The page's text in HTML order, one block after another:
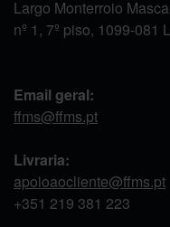
Largo Monterroio
nº 1, 7º piso, 1099-081
Email geral:
ffms@ffms.pt
Livraria:
apoioaocliente@ffms.pt
+351 219 381 223